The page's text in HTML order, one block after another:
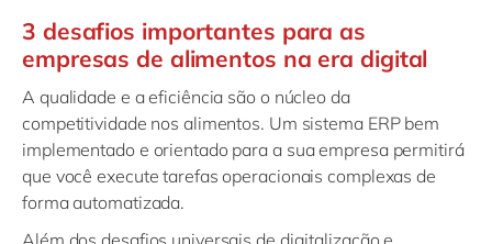
3 desafios importantes para as
empresas de alimentos na era digital
A qualidade e a eficiência são o núcleo da
competitividade nos alimentos. Um sistema ERP bem
implementado e orientado para a sua empresa permitirá
que você execute tarefas operacionais complexas de
forma automatizada.